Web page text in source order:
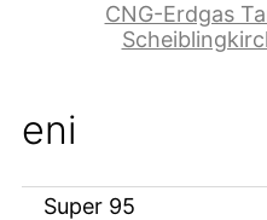
CNG-Erdgas
eni
Super 95